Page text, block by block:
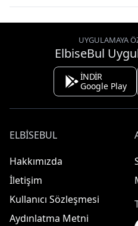
UYGULAMAYA
ElbiseBul
İNDİR
Google Play
ELBISEBUL
Hakkımızda
İletişim
Kullanıcı Sözleşmesi
Aydınlatma Metni